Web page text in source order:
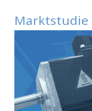
Marktstudie